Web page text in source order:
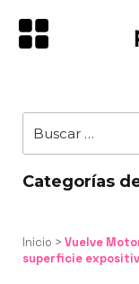
contenido
por:
Categorías
Inicio > Vuelve
superficie